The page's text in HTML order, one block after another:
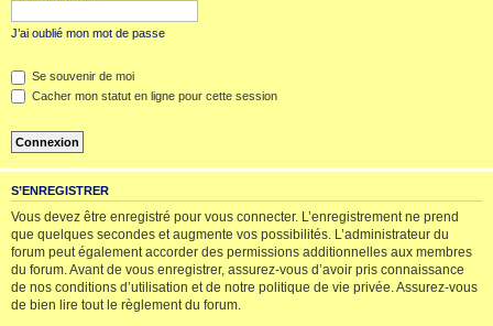
J’ai oublié mon mot de passe
Se souvenir de moi
Cacher mon statut en ligne pour cette session
S’ENREGISTRER
Vous devez être enregistré pour vous connecter. L’enregistrement ne prend
que quelques secondes et augmente vos possibilités. L’administrateur du
forum peut également accorder des permissions additionnelles aux membres
du forum. Avant de vous enregistrer, assurez-vous d’avoir pris connaissance
de nos conditions d’utilisation et de notre politique de vie privée. Assurez-vous
de bien lire tout le règlement du forum.